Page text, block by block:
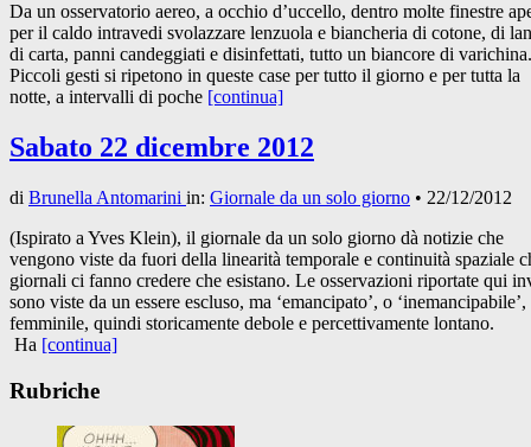
Da un osservatorio aereo, a occhio d’uccello, dentro molte finestre
per il caldo intravedi svolazzare lenzuola e biancheria di cotone, di
di carta, panni candeggiati e disinfettati, tutto un biancore di varichina.
Piccoli gesti si ripetono in queste case per tutto il giorno e per tutta la
notte, a intervalli di poche [continua]
Sabato 22 dicembre 2012
di Brunella Antomarini in: Giornale da un solo giorno • 22/12/2012
(Ispirato a Yves Klein), il giornale da un solo giorno dà notizie che
vengono viste da fuori della linearità temporale e continuità spaziale
giornali ci fanno credere che esistano. Le osservazioni riportate qui
sono viste da un essere escluso, ma ‘emancipato’, o
femminile, quindi storicamente debole e percettivamente lontano.
Ha [continua]
Rubriche